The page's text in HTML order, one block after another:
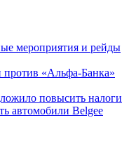
мероприятия и рейды
«Альфа-Банка»
повысить налоги
автомобили Belgee